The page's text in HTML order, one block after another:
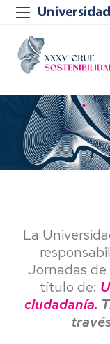
La
Jornadas de
título de:
ciudadanía.